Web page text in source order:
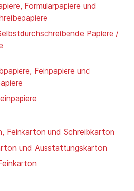
Formularpapiere und
Papiere /
Feinpapiere und
Feinkarton und Schreibkarton
und Ausstattungskarton